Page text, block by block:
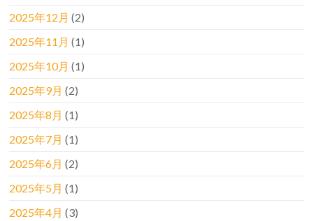
2025年12月 (2)
2025年11月 (1)
2025年10月 (1)
2025年9月 (2)
2025年8月 (1)
2025年7月 (1)
2025年6月 (2)
2025年5月 (1)
2025年4月 (3)